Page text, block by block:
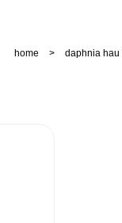
home > daphnia hau